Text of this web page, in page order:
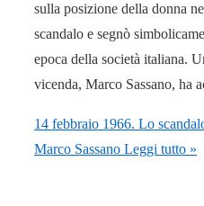
sulla posizione della donna
scandalo e segnò
epoca della società italiana.
vicenda, Marco Sassano, ha
14 febbraio 1966. Lo
Marco Sassano Leggi tutto »